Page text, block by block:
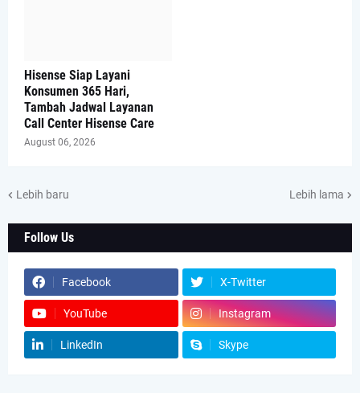
Hisense Siap Layani
Konsumen 365 Hari,
Tambah Jadwal Layanan
Call Center Hisense Care
August 06, 2026
Lebih baru Lebih lama
Follow Us
Facebook X-Twitter
YouTube Instagram
LinkedIn Skype